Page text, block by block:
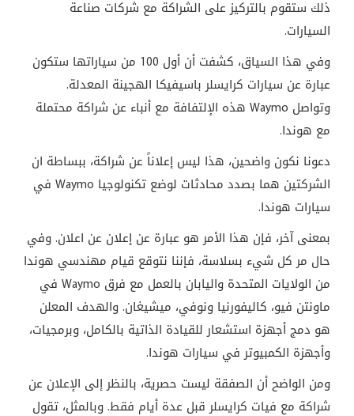
ذلك ستقوم بالتركيز على الشراكة مع شركات صناعة
السيارات.
وفي هذا السياق، كشفت أن أول 100 من سياراتها ستكون
عبارة عن سيارات كرايسلر باسيفيكا الهجينة المعدلة.
وتواصل Waymo هذه الإلتفافة مع أنباء عن شراكة محتملة
مع هوندا.
دعونا نكون واضحين، هذا ليس إعلاناً عن شراكة، ببساطة ان
الشركتين هما بصدد محادثات لوضع تكنولوجيا Waymo في
سيارات هوندا.
بمعنى آخر، فإن هذا الأمر هو عبارة عن إعلان عن اعلان. وفي
حال مر كل شيء بسلاسة، فإننا نتوقع قيام مهندسي هوندا
من الولايات المتحدة واليابان بالعمل مع فرق Waymo في
ماونتن فيو، كاليفورنيا ونوفي، ميشيغان. والهدف المعلن
هو دمج أجهزة استشعار للقيادة الذاتية بالكامل، وبرمجيات،
وأجهزة الكمبيوتر في سيارات هوندا.
ومن الواضح أن الصفقة ليست حصرية، بالنظر إلى الإعلان عن
شراكة مع فيات كرايسلر قبل عدة أيام فقط. وبالمثل، تقول